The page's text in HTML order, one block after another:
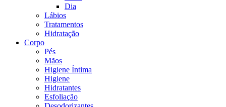
Dia
Lábios
Tratamentos
Hidratação
Corpo
Pés
Mãos
Higiene Íntima
Higiene
Hidratantes
Esfoliação